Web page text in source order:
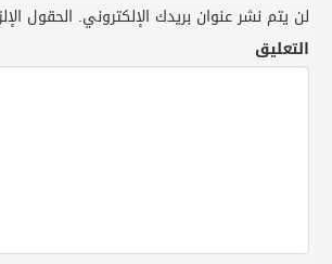
لن يتم نشر عنوان بريدك الإلكتروني. الحقول
التعليق